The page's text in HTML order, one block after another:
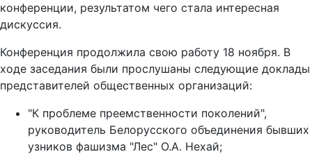
конференции, результатом чего стала интересная
дискуссия.
Конференция продолжила свою работу 18 ноября. В
ходе заседания были прослушаны следующие доклады
представителей общественных организаций:
"К проблеме преемственности поколений",
руководитель Белорусского объединения бывших
узников фашизма "Лес" О.А. Нехай;